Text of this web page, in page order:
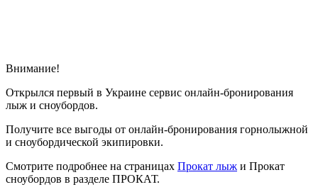
Внимание!
Открылся первый в Украине сервис онлайн-бронирования
лыж и сноубордов.
Получите все выгоды от онлайн-бронирования горнолыжной
и сноубордической экипировки.
Смотрите подробнее на страницах Прокат лыж и Прокат
сноубордов в разделе ПРОКАТ.